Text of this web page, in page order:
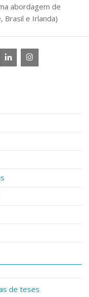
abordagem de
Brasil e Irlanda)
de teses